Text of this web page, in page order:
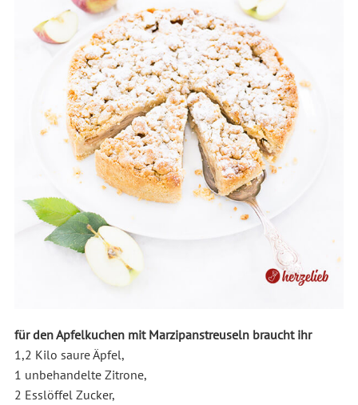
für den Apfelkuchen mit Marzipanstreuseln braucht ihr
1,2 Kilo saure Äpfel,
1 unbehandelte Zitrone,
2 Esslöffel Zucker,